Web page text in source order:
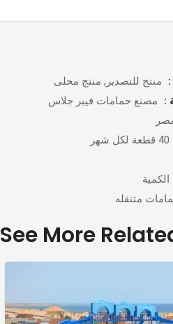
:
منتج للتصدير, منتج محلى
:
مصنع حمامات فيبر جلاس
40 قطعة لكل شهر
متنقله
See More